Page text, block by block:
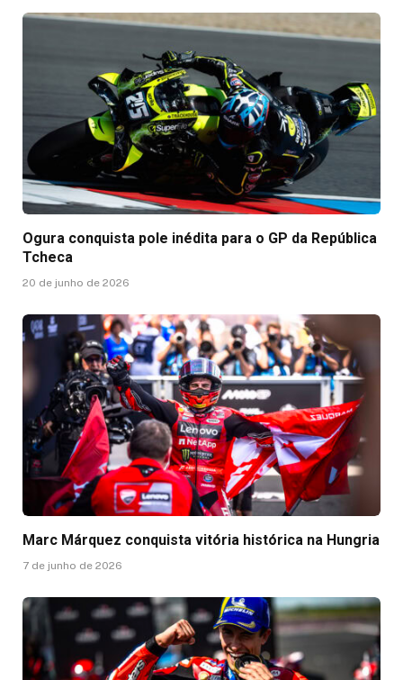
Ogura conquista pole inédita para o GP da República
Tcheca
20 de junho de 2026
Marc Márquez conquista vitória histórica na Hungria
7 de junho de 2026